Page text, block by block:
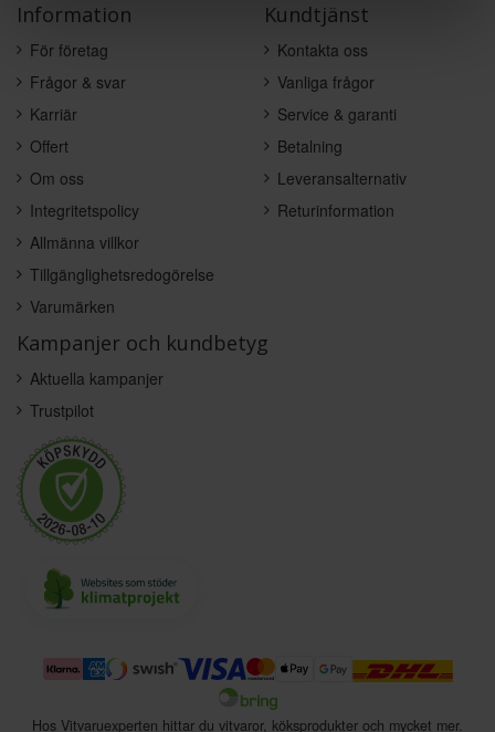
Information
För företag
Frågor & svar
Karriär
Offert
Om oss
Integritetspolicy
Allmänna villkor
Tillgänglighetsredogörelse
Varumärken
Kundtjänst
Kontakta oss
Vanliga frågor
Service & garanti
Betalning
Leveransalternativ
Returinformation
Kampanjer och kundbetyg
Aktuella kampanjer
Trustpilot
Hos Vitvaruexperten hittar du vitvaror, köksprodukter och mycket mer.